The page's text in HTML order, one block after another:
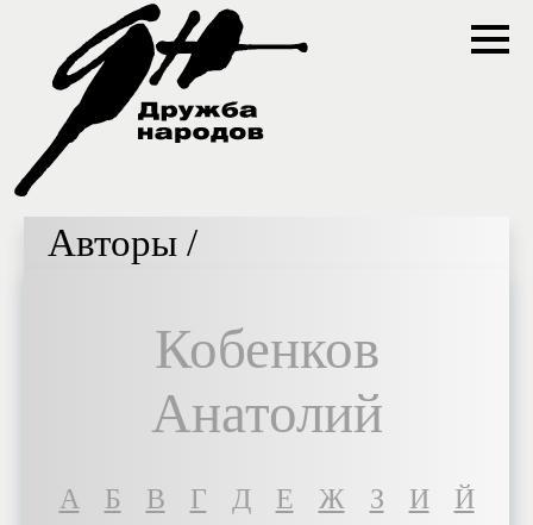
Авторы /
Кобенков
Анатолий
A Б В Г Д Е Ж З И
Й